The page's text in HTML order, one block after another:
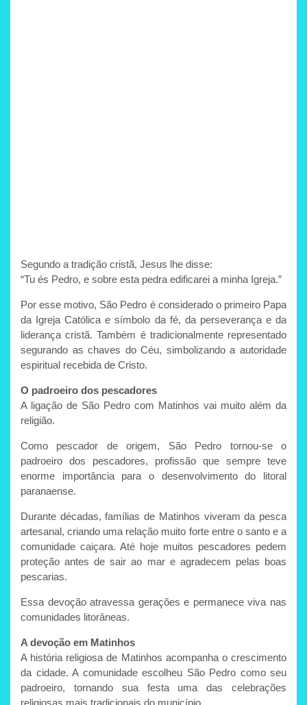
Segundo a tradição cristã, Jesus lhe disse:
“Tu és Pedro, e sobre esta pedra edificarei a minha Igreja.”
Por esse motivo, São Pedro é considerado o primeiro Papa
da Igreja Católica e símbolo da fé, da perseverança e da
liderança cristã. Também é tradicionalmente representado
segurando as chaves do Céu, simbolizando a autoridade
espiritual recebida de Cristo.
O padroeiro dos pescadores
A ligação de São Pedro com Matinhos vai muito além da
religião.
Como pescador de origem, São Pedro tornou-se o
padroeiro dos pescadores, profissão que sempre teve
enorme importância para o desenvolvimento do litoral
paranaense.
Durante décadas, famílias de Matinhos viveram da pesca
artesanal, criando uma relação muito forte entre o santo e a
comunidade caiçara. Até hoje muitos pescadores pedem
proteção antes de sair ao mar e agradecem pelas boas
pescarias.
Essa devoção atravessa gerações e permanece viva nas
comunidades litorâneas.
A devoção em Matinhos
A história religiosa de Matinhos acompanha o crescimento
da cidade. A comunidade escolheu São Pedro como seu
padroeiro, tornando sua festa uma das celebrações
religiosas mais tradicionais do município.